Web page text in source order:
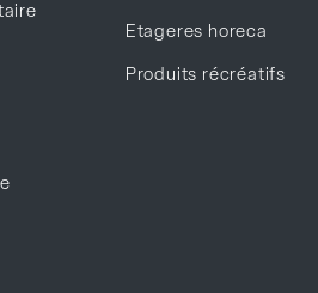
Etageres horeca
Produits récréatifs